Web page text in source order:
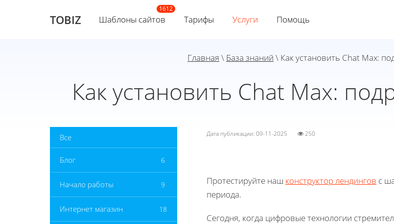
TOBIZ Шаблоны сайтов Тарифы Услуги Помощь
Главная \ База знаний \ Как установить Chat Max:
Как установить Chat Max:
Все
Блог 6
Начало работы 9
Интернет магазин 18
Дата публикации: 09-11-2025 250
Протестируйте наш конструктор лендингов с
периода.
Сегодня, когда цифровые технологии